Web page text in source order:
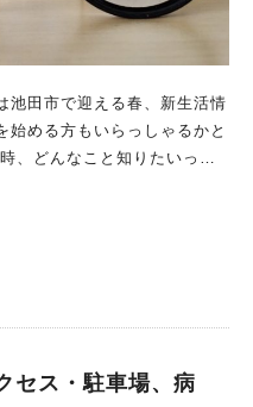
池田市で迎える春、新生活情
始める方もいらっしゃるかと
、どんなこと知りたいっ
の捨て方は地域によって全
んな病院があるかは把握し
情報は調べたいよね。 新
セス・駐車場、病